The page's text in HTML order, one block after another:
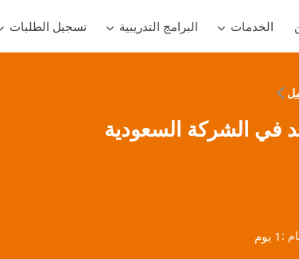
الخدمات البرامج التدريبية تسجيل الطلبات
في الشركة السعودية
: 1 يوم